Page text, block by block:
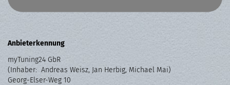
Anbieterkennung
myTuning24 GbR
(Inhaber: Andreas Weisz, Jan Herbig, Michael Mai)
Georg-Elser-Weg 10